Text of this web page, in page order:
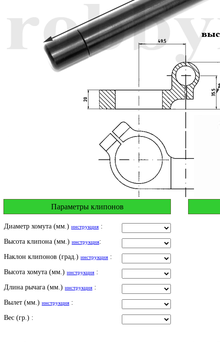
Параметры клипонов
Диаметр хомута (мм.) инструкция :
Высота клипона (мм.) инструкция:
Наклон клипонов (град.) инструкция :
Высота хомута (мм.) инструкция :
Длина рычага (мм.) инструкция :
Вылет (мм.) инструкция :
Вес (гр.) :